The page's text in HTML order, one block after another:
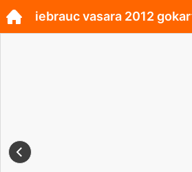
iebrauc vasara 2012